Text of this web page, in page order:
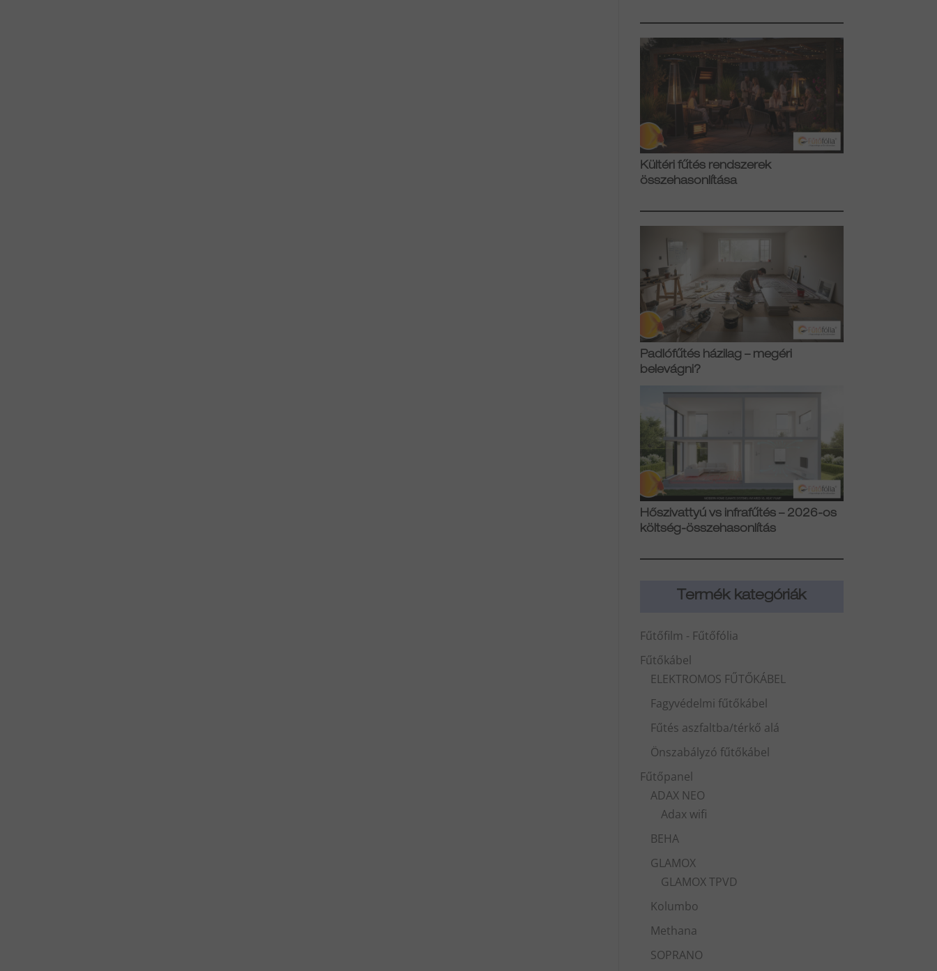
Kültéri fűtés rendszerek
összehasonlítása
Padlófűtés házilag – megéri
belevágni?
Hőszivattyú vs infrafűtés – 2026-os
költség-összehasonlítás
Termék kategóriák
Fűtőfilm - Fűtőfólia
Fűtőkábel
ELEKTROMOS FŰTŐKÁBEL
Fagyvédelmi fűtőkábel
Fűtés aszfaltba/térkő alá
Önszabályzó fűtőkábel
Fűtőpanel
ADAX NEO
Adax wifi
BEHA
GLAMOX
GLAMOX TPVD
Kolumbo
Methana
SOPRANO